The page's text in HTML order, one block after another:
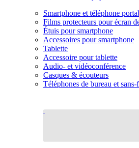
Smartphone et téléphone
Films protecteurs pour écran
Étuis pour smartphone
Accessoires pour smartphone
Tablette
Accessoire pour tablette
Audio- et vidéoconférence
Casques & écouteurs
Téléphones de bureau et sans-